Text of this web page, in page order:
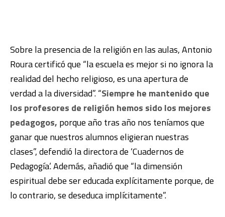
Sobre la presencia de la religión en las aulas, Antonio
Roura certificó que “la escuela es mejor si no ignora la
realidad del hecho religioso, es una apertura de
verdad a la diversidad”. “Siempre he mantenido que
los profesores de religión hemos sido los mejores
pedagogos, porque año tras año nos teníamos que
ganar que nuestros alumnos eligieran nuestras
clases”, defendió la directora de ‘Cuadernos de
Pedagogía’. Además, añadió que “la dimensión
espiritual debe ser educada explícitamente porque, de
lo contrario, se deseduca implícitamente”.